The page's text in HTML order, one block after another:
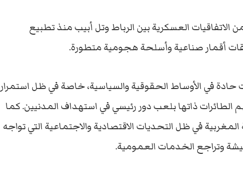
العسكرية بين الرباط وتل أبيب منذ تطبيع
أقمار صناعية وأسلحة هجومية متطورة.
حادة في الأوساط الحقوقية والسياسية، خاصة في ظل استمرار
الطائرات ذاتها بلعب دور رئيسي في استهداف المدنيين. كما
في ظل التحديات الاقتصادية والاجتماعية التي تواجه
وتراجع الخدمات العمومية.